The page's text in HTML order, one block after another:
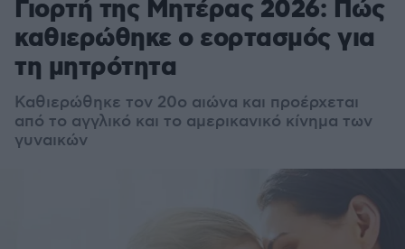
Γιορτή της Μητέρας 2026: Πώς
καθιερώθηκε ο εορτασμός για
τη μητρότητα
Καθιερώθηκε τον 20ο αιώνα και προέρχεται
από το αγγλικό και το αμερικανικό κίνημα των
γυναικών